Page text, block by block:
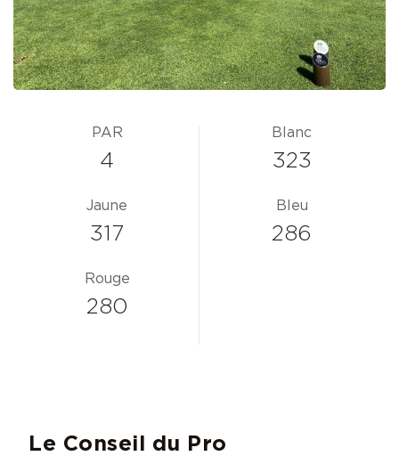
PAR
4
Blanc
323
Jaune
317
Bleu
286
Rouge
280
Le Conseil du Pro